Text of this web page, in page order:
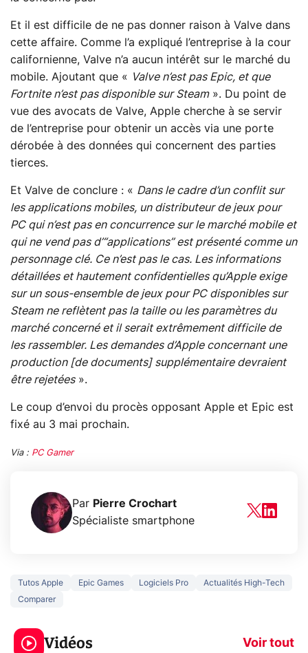
Et il est difficile de ne pas donner raison à Valve dans
cette affaire. Comme l’a expliqué l’entreprise à la cour
californienne, Valve n’a aucun intérêt sur le marché du
mobile. Ajoutant que « Valve n’est pas Epic, et que
Fortnite n’est pas disponible sur Steam». Du point de
vue des avocats de Valve, Apple cherche à se servir
de l’entreprise pour obtenir un accès via une porte
dérobée à des données qui concernent des parties
tierces.
Et Valve de conclure : « Dans le cadre d’un conflit sur
les applications mobiles, un distributeur de jeux pour
PC qui n’est pas en concurrence sur le marché mobile et
qui ne vend pas d’“applications” est présenté comme un
personnage clé. Ce n’est pas le cas. Les informations
détaillées et hautement confidentielles qu’Apple exige
sur un sous-ensemble de jeux pour PC disponibles sur
Steam ne reflètent pas la taille ou les paramètres du
marché concerné et il serait extrêmement difficile de
les rassembler. Les demandes d’Apple concernant une
production [de documents] supplémentaire devraient
être rejetées».
Le coup d’envoi du procès opposant Apple et Epic est
fixé au 3 mai prochain.
Via : PC Gamer
Par Pierre Crochart
Spécialiste smartphone
Tutos Apple Epic Games Logiciels Pro
Actualités High-Tech
Comparer
Vidéos Voir tout
5 générations de
jeux dans la
prochaine Xbox !
navigation